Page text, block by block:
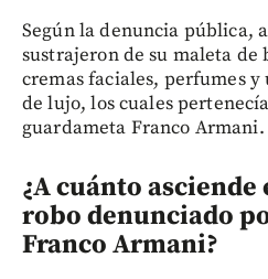
Según la denuncia pública,
sustrajeron de su maleta de
cremas faciales, perfumes y
de lujo, los cuales
guardameta Franco Armani.
¿A cuánto
robo denunciado
Franco Armani?